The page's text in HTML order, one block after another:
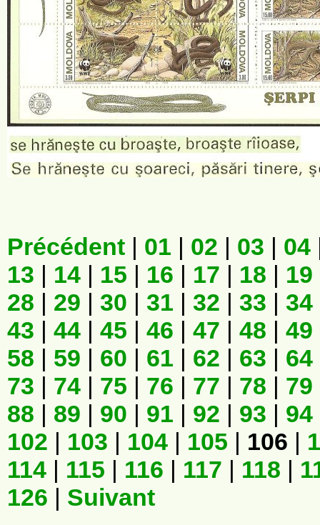
Précédent | 01 | 02 | 03 | 04
13 | 14 | 15 | 16 | 17 | 18 | 19
28 | 29 | 30 | 31 | 32 | 33 | 34
43 | 44 | 45 | 46 | 47 | 48 | 49
58 | 59 | 60 | 61 | 62 | 63 | 64
73 | 74 | 75 | 76 | 77 | 78 | 79
88 | 89 | 90 | 91 | 92 | 93 | 94
102 | 103 | 104 | 105 | 106 |
114 | 115 | 116 | 117 | 118 |
126 | Suivant